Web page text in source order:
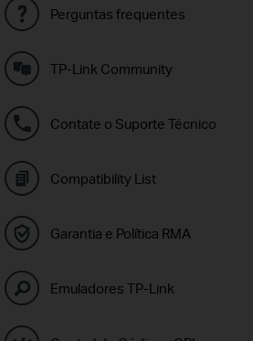
Perguntas frequentes
TP-Link Community
Contate o Suporte Técnico
Compatibility List
Garantia e Política RMA
Emuladores TP-Link